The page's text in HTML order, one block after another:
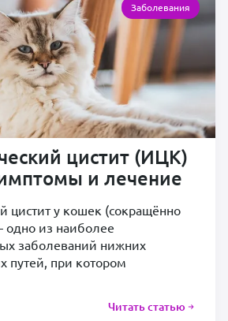
цистит (ИЦК)
и лечение
цистит у кошек (сокращённо
из наиболее
заболеваний нижних
путей, при котором
Читать статью
Заболевания